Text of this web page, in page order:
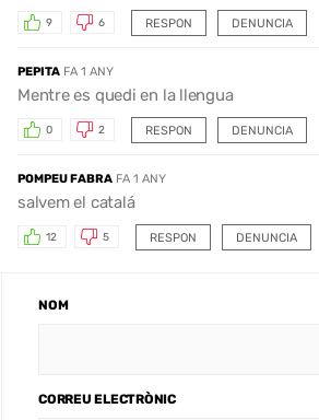
RESPON
9 6 DENUNCIA
PEPITA FA 1 ANY
Mentre es quedi en la llengua
RESPON
0 2 DENUNCIA
POMPEU FABRA FA 1 ANY
salvem el catalá
RESPON
12 5 DENUNCIA
NOM
CORREU ELECTRÒNIC